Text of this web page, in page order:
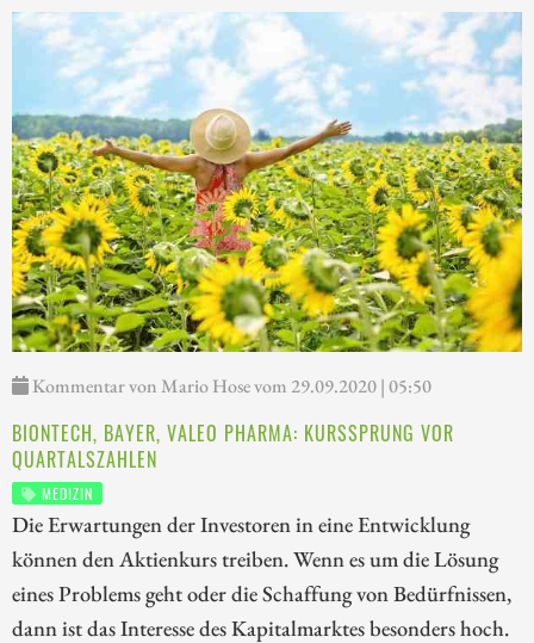
Kommentar von Mario Hose vom 29.09.2020 | 05:50
BIONTECH, BAYER, VALEO PHARMA: KURSSPRUNG VOR
QUARTALSZAHLEN
MEDIZIN
Die Erwartungen der Investoren in eine Entwicklung
können den Aktienkurs treiben. Wenn es um die Lösung
eines Problems geht oder die Schaffung von Bedürfnissen,
dann ist das Interesse des Kapitalmarktes besonders hoch.